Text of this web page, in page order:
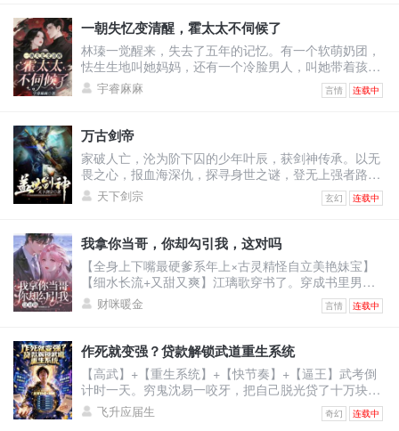
决心要让这群人血债血偿！渣男想吃绝户，与表妹双宿
双飞？她直接退婚撤资，让将军府只剩一具空壳！白莲
花想装柔弱博同情？她反手几巴掌，当众撕烂表妹虚伪
的脸皮！全城
一朝失忆变清醒，霍太太不伺候了
林瑧一觉醒来，失去了五年的记忆。有一个软萌奶团，
怯生生地叫她妈妈，还有一个冷脸男人，叫她带着孩子
去给继妹输血。原来她和自己继妹的未婚夫领了证，他
以婚姻为筹码让她签了厚厚的不平等条约！林瑧直接掀
分一半，至于你，喂狗！”她不知道婚后的自己怎么成为
舔狗的，还被人当成草包嘲笑。五年里她拼命讨好老
公，甚至讨好老公白月光弟媳温栩，挣钱给她只求她离
开自己老公。她
宇睿麻麻 言情 连载中
万古剑帝
家破人亡，沦为阶下囚的少年叶辰，获剑神传承。以无
畏之心，报血海深仇，探寻身世之谜，登无上强者路！
修剑道，凝天印，灵武合一，无敌诸天！恢宏大世谁主
沉浮？我有一剑可断万古！
天下剑宗 玄幻 连载中
我拿你当哥，你却勾引我，这对吗
【全身上下嘴最硬爹系年上×古灵精怪自立美艳妹宝】
【细水长流+又甜又爽】江璃歌穿书了。穿成书里男主
的恶毒前女友，死得很惨的恶毒女配。男主季司夜是顶
级豪门继承人，遭仇家暗算坠海失忆，被江父救下。江
日，季家人携他青梅竹马的正牌未婚妻，也就是书中真
女主赶来。记忆虽未恢复，可刻入骨髓的本能却让他喊
出一声缱绻的：“浅浅......”原主当即崩溃冲上天台，要自
杀。江
财咪暖金 言情 连载中
作死就变强？贷款解锁武道重生系统
【高武】+【重生系统】+【快节奏】+【逼王】武考倒
计时一天。穷鬼沈易一咬牙，把自己脱光贷了十万块激
活系统。系统奖励：止疼片一枚。沈易：？？？下一
秒，他被同学富二代撞飞。【叮！宿主已死亡！】【恭
飞升应届生 奇幻 连载中